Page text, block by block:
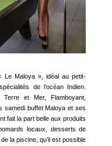
Le Maloya », idéal au petit-
de l’océan Indien.
et Mer, Flamboyant,
samedi buffet Maloya et ses
fait la part belle aux produits
locaux, desserts de
la piscine, qu’il est possible